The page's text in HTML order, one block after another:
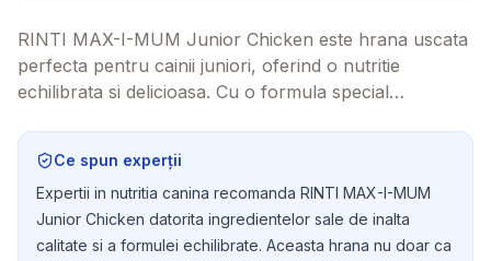
RINTI MAX-I-MUM Junior Chicken este hrana uscata
perfecta pentru cainii juniori, oferind o nutritie
echilibrata si delicioasa. Cu o formula special
acest produs va deveni rapid preferatul patrupedului
tau! Ce spun experții
Expertii in nutritia canina recomanda RINTI MAX-I-MUM
Junior Chicken datorita ingredientelor sale de inalta
calitate si a formulei echilibrate. Aceasta hrana nu doar ca